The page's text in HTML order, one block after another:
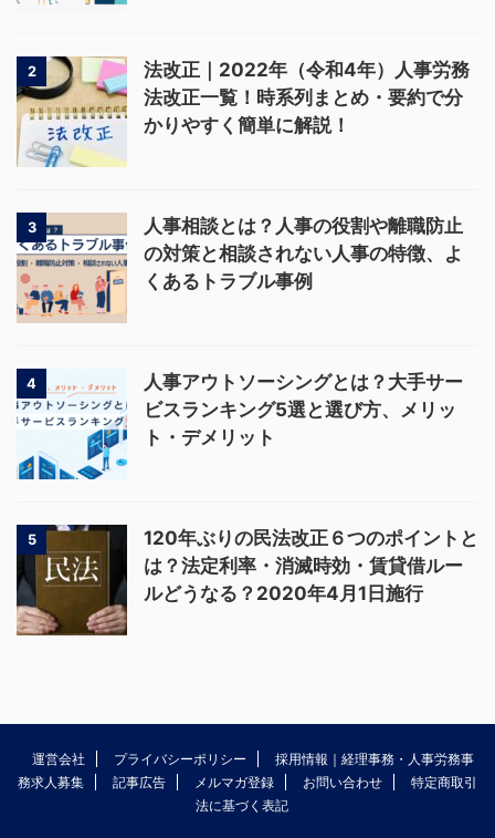
2
法改正｜2022年（令和4年）人事労務
法改正一覧！時系列まとめ・要約で分
かりやすく簡単に解説！
3
人事相談とは？人事の役割や離職防止
の対策と相談されない人事の特徴、よ
くあるトラブル事例
4
人事アウトソーシングとは？大手サー
ビスランキング5選と選び方、メリッ
ト・デメリット
5
120年ぶりの民法改正６つのポイントと
は？法定利率・消滅時効・賃貸借ルー
ルどうなる？2020年4月1日施行
運営会社 プライバシーポリシー
採用情報｜経理事務・人事労務事
務求人募集
記事広告 メルマガ登録 お問い合わせ
特定商取引
法に基づく表記